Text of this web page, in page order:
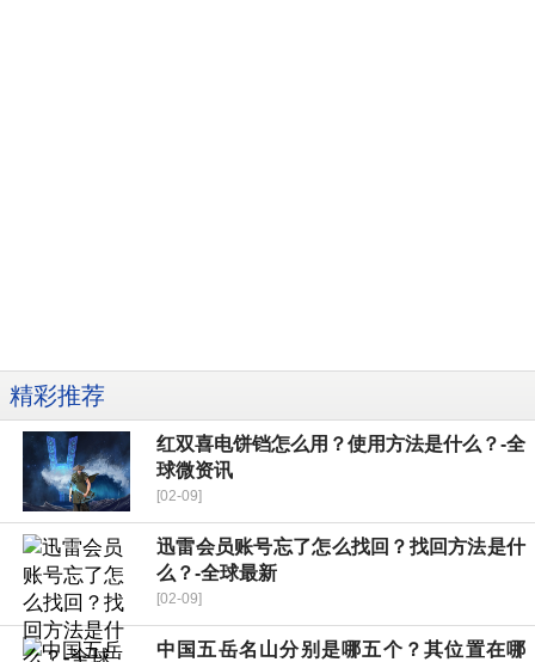
精彩推荐
红双喜电饼铛怎么用？使用方法是什么？-全
球微资讯
[02-09]
迅雷会员账号忘了怎么找回？找回方法是什
么？-全球最新
[02-09]
中国五岳名山分别是哪五个？其位置在哪